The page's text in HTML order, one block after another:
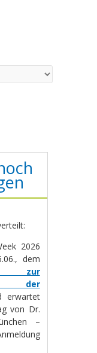
2026
dem
zur
der
erwartet
von Dr.
–